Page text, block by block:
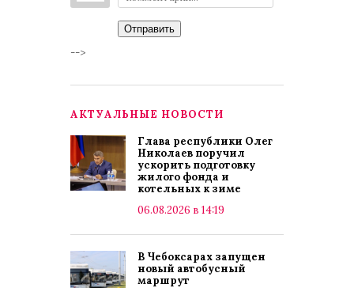
Отправить
-->
АКТУАЛЬНЫЕ НОВОСТИ
Глава республики Олег
Николаев поручил
ускорить подготовку
жилого фонда и
котельных к зиме
06.08.2026 в 14:19
В Чебоксарах запущен
новый автобусный
маршрут